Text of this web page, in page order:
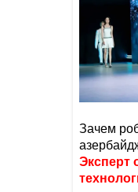
Зачем
Эксперт